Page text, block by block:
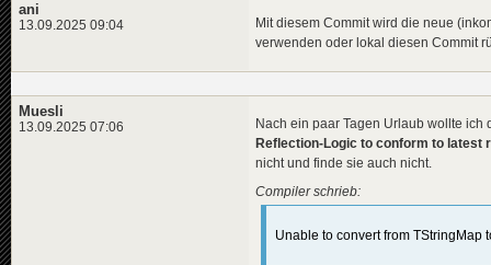
ani
13.09.2025 09:04
Mit diesem Commit wird die neue
verwenden oder lokal diesen Commit
Muesli
13.09.2025 07:06
Nach ein paar Tagen Urlaub wollte
Reflection-Logic to conform to latest
nicht und finde sie auch nicht.
Compiler schrieb:
Unable to convert from TStringMap